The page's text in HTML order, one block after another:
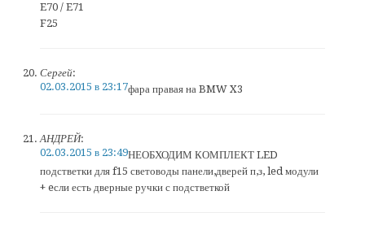
E70 / E71
F25
Сергей:
02.03.2015 в 23:17фара правая на BMW X3
АНДРЕЙ:
02.03.2015 в 23:49НЕОБХОДИМ КОМПЛЕКТ LED
подстветки для f15 световоды панели,дверей п,з, led модули
+ eсли есть дверные ручки с подстветкой